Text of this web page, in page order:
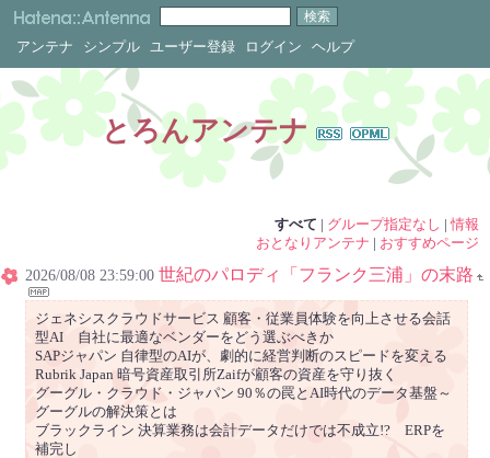
アンテナ シンプル ユーザー登録 ログイン ヘルプ
とろんアンテナ
すべて | グループ指定なし | 情報
おとなりアンテナ | おすすめページ
2026/08/08 23:59:00 世紀のパロディ「フランク三浦」の末路
ジェネシスクラウドサービス 顧客・従業員体験を向上させる会話
型AI 自社に最適なベンダーをどう選ぶべきか
SAPジャパン 自律型のAIが、劇的に経営判断のスピードを変える
Rubrik Japan 暗号資産取引所Zaifが顧客の資産を守り抜く
グーグル・クラウド・ジャパン 90％の罠とAI時代のデータ基盤～
グーグルの解決策とは
ブラックライン 決算業務は会計データだけでは不成立!? ERPを
補完し